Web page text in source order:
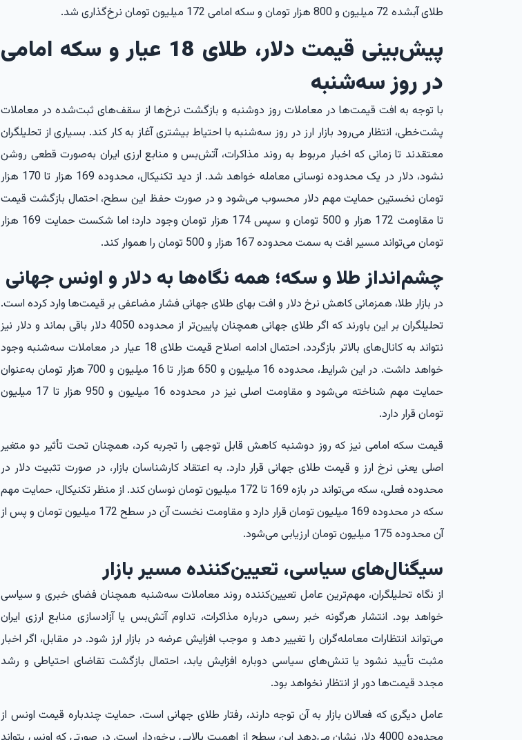
طلای آبشده 72 میلیون و 800 هزار تومان و سکه امامی 172 میلیون تومان نرخ‌گذاری شد.
پیش‌بینی قیمت دلار، طلای 18 عیار و سکه امامی
در روز سه‌شنبه
با توجه به افت قیمت‌ها در معاملات روز دوشنبه و بازگشت نرخ‌ها از سقف‌های ثبت‌شده در معاملات
پشت‌خطی، انتظار می‌رود بازار ارز در روز سه‌شنبه با احتیاط بیشتری آغاز به کار کند. بسیاری از تحلیلگران
معتقدند تا زمانی که اخبار مربوط به روند مذاکرات، آتش‌بس و منابع ارزی ایران به‌صورت قطعی روشن
نشود، دلار در یک محدوده نوسانی معامله خواهد شد. از دید تکنیکال، محدوده 169 هزار تا 170 هزار
تومان نخستین حمایت مهم دلار محسوب می‌شود و در صورت حفظ این سطح، احتمال بازگشت قیمت
تا مقاومت 172 هزار و 500 تومان و سپس 174 هزار تومان وجود دارد؛ اما شکست حمایت 169 هزار
تومان می‌تواند مسیر افت به سمت محدوده 167 هزار و 500 تومان را هموار کند.
چشم‌انداز طلا و سکه؛ همه نگاه‌ها به دلار و اونس جهانی
در بازار طلا، همزمانی کاهش نرخ دلار و افت بهای طلای جهانی فشار مضاعفی بر قیمت‌ها وارد کرده است.
تحلیلگران بر این باورند که اگر طلای جهانی همچنان پایین‌تر از محدوده 4050 دلار باقی بماند و دلار نیز
نتواند به کانال‌های بالاتر بازگردد، احتمال ادامه اصلاح قیمت طلای 18 عیار در معاملات سه‌شنبه وجود
خواهد داشت. در این شرایط، محدوده 16 میلیون و 650 هزار تا 16 میلیون و 700 هزار تومان به‌عنوان
حمایت مهم شناخته می‌شود و مقاومت اصلی نیز در محدوده 16 میلیون و 950 هزار تا 17 میلیون
تومان قرار دارد.
قیمت سکه امامی نیز که روز دوشنبه کاهش قابل توجهی را تجربه کرد، همچنان تحت تأثیر دو متغیر
اصلی یعنی نرخ ارز و قیمت طلای جهانی قرار دارد. به اعتقاد کارشناسان بازار، در صورت تثبیت دلار در
محدوده فعلی، سکه می‌تواند در بازه 169 تا 172 میلیون تومان نوسان کند. از منظر تکنیکال، حمایت مهم
سکه در محدوده 169 میلیون تومان قرار دارد و مقاومت نخست آن در سطح 172 میلیون تومان و پس از
آن محدوده 175 میلیون تومان ارزیابی می‌شود.
سیگنال‌های سیاسی، تعیین‌کننده مسیر بازار
از نگاه تحلیلگران، مهم‌ترین عامل تعیین‌کننده روند معاملات سه‌شنبه همچنان فضای خبری و سیاسی
خواهد بود. انتشار هرگونه خبر رسمی درباره مذاکرات، تداوم آتش‌بس یا آزادسازی منابع ارزی ایران
می‌تواند انتظارات معامله‌گران را تغییر دهد و موجب افزایش عرضه در بازار ارز شود. در مقابل، اگر اخبار
مثبت تأیید نشود یا تنش‌های سیاسی دوباره افزایش یابد، احتمال بازگشت تقاضای احتیاطی و رشد
مجدد قیمت‌ها دور از انتظار نخواهد بود.
عامل دیگری که فعالان بازار به آن توجه دارند، رفتار طلای جهانی است. حمایت چندباره قیمت اونس از